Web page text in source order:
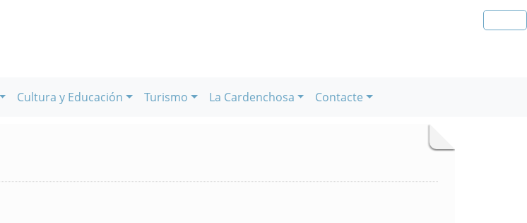
Cultura y Educación Turismo La Cardenchosa Contacte